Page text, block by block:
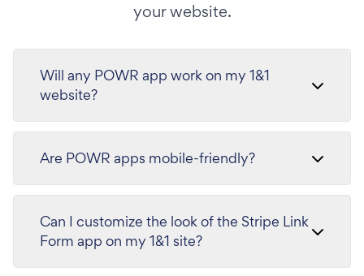
your website.
Will any POWR app work on my 1&1
website?
Are POWR apps mobile-friendly?
Can I customize the look of the Stripe Link
Form app on my 1&1 site?